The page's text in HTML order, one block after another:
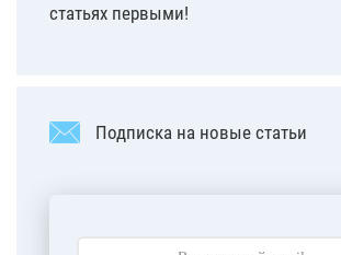
статьях первыми!
Подписка на новые статьи